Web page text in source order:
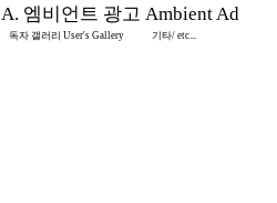
A. 엠비언트 광고 Ambient Ad
독자 갤러리 User's Gallery 기타/ etc...